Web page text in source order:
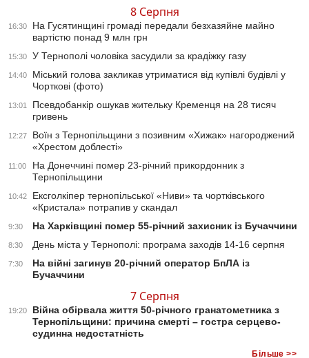
8 Серпня
16:30
На Гусятинщині громаді передали безхазяйне майно
вартістю понад 9 млн грн
15:30 У Тернополі чоловіка засудили за крадіжку газу
14:40
Міський голова закликав утриматися від купівлі будівлі у
Чорткові (фото)
13:01
Псевдобанкір ошукав жительку Кременця на 28 тисяч
гривень
12:27
Воїн з Тернопільщини з позивним «Хижак» нагороджений
«Хрестом доблесті»
11:00
На Донеччині помер 23-річний прикордонник з
Тернопільщини
10:42
Ексголкіпер тернопільської «Ниви» та чортківського
«Кристала» потрапив у скандал
9:30 На Харківщині помер 55-річний захисник із Бучаччини
8:30 День міста у Тернополі: програма заходів 14-16 серпня
7:30
На війні загинув 20-річний оператор БпЛА із
Бучаччини
7 Серпня
19:20
Війна обірвала життя 50-річного гранатометника з
Тернопільщини: причина смерті – гостра серцево-
судинна недостатність
Більше >>